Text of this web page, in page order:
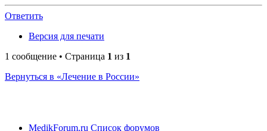
Ответить
Версия для печати
1 сообщение • Страница 1 из 1
Вернуться в «Лечение в России»
MedikForum.ru Список форумов